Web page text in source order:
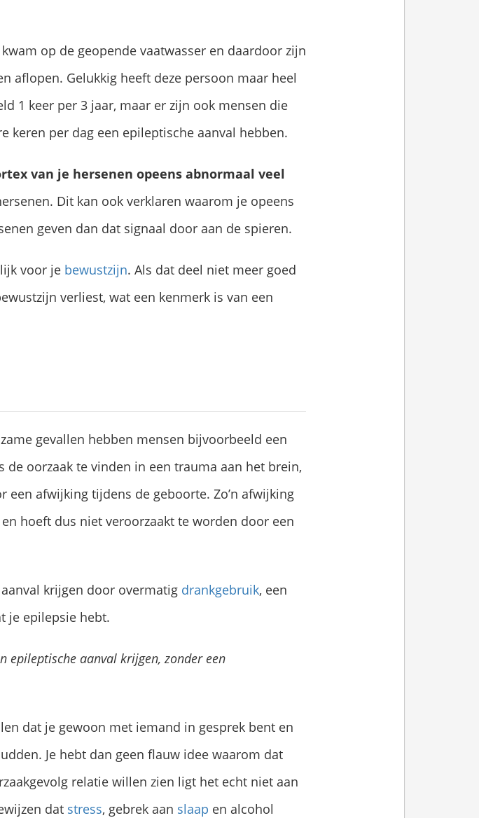
op de geopende vaatwasser en daardoor zijn
aflopen. Gelukkig heeft deze persoon maar heel
1 keer per 3 jaar, maar er zijn ook mensen die
keren per dag een epileptische aanval hebben.
van je hersenen opeens abnormaal veel
Dit kan ook verklaren waarom je opeens
geven dan dat signaal door aan de spieren.
voor je bewustzijn. Als dat deel niet meer goed
verliest, wat een kenmerk is van een
gevallen hebben mensen bijvoorbeeld een
oorzaak te vinden in een trauma aan het brein,
afwijking tijdens de geboorte. Zo’n afwijking
hoeft dus niet veroorzaakt te worden door een
krijgen door overmatig drankgebruik, een
je epilepsie hebt.
epileptische aanval krijgen, zonder een
dat je gewoon met iemand in gesprek bent en
Je hebt dan geen flauw idee waarom dat
relatie willen zien ligt het echt niet aan
dat stress, gebrek aan slaap en alcohol